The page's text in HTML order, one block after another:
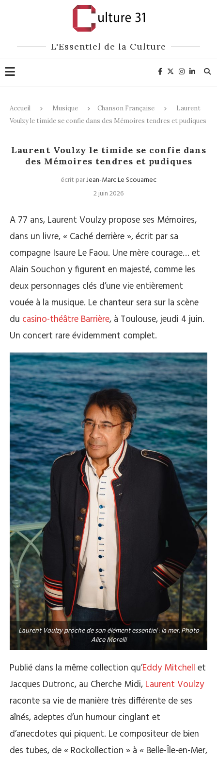
L'Essentiel de la Culture
Accueil Musique Chanson Française
Laurent
Voulzy le timide se confie dans des Mémoires tendres et pudiques
Laurent Voulzy le timide se confie dans
des Mémoires tendres et pudiques
écrit parJean-Marc Le Scouarnec
2 juin 2026
A 77 ans, Laurent Voulzy propose ses Mémoires,
dans un livre, « Caché derrière », écrit par sa
compagne Isaure Le Faou. Une mère courage… et
Alain Souchon y figurent en majesté, comme les
deux personnages clés d’une vie entièrement
vouée à la musique. Le chanteur sera sur la scène
du casino-théâtre Barrière, à Toulouse, jeudi 4 juin.
Un concert rare évidemment complet.
Laurent Voulzy proche de son élément essentiel : la mer. Photo
Alice Morelli
Publié dans la même collection qu’Eddy Mitchell et
Jacques Dutronc, au Cherche Midi, Laurent Voulzy
raconte sa vie de manière très différente de ses
aînés, adeptes d’un humour cinglant et
d’anecdotes qui piquent. Le compositeur de bien
des tubes, de « Rockollection » à « Belle-Île-en-Mer,